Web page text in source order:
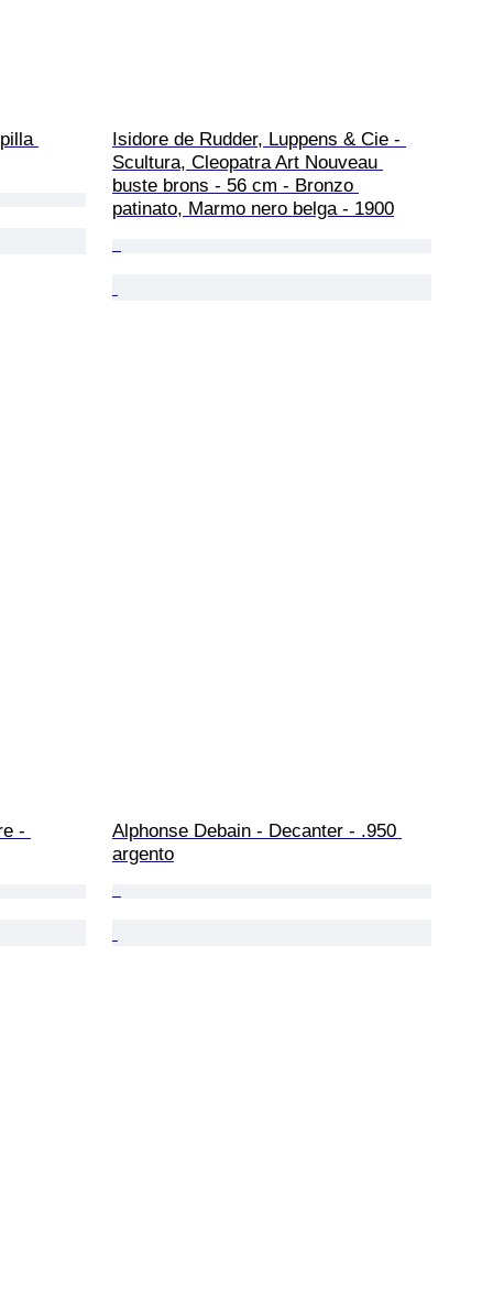
Isidore de Rudder, Luppens & Cie -
Scultura, Cleopatra Art Nouveau
buste brons - 56 cm - Bronzo
patinato, Marmo nero belga - 1900
-
Alphonse Debain - Decanter - .950
argento